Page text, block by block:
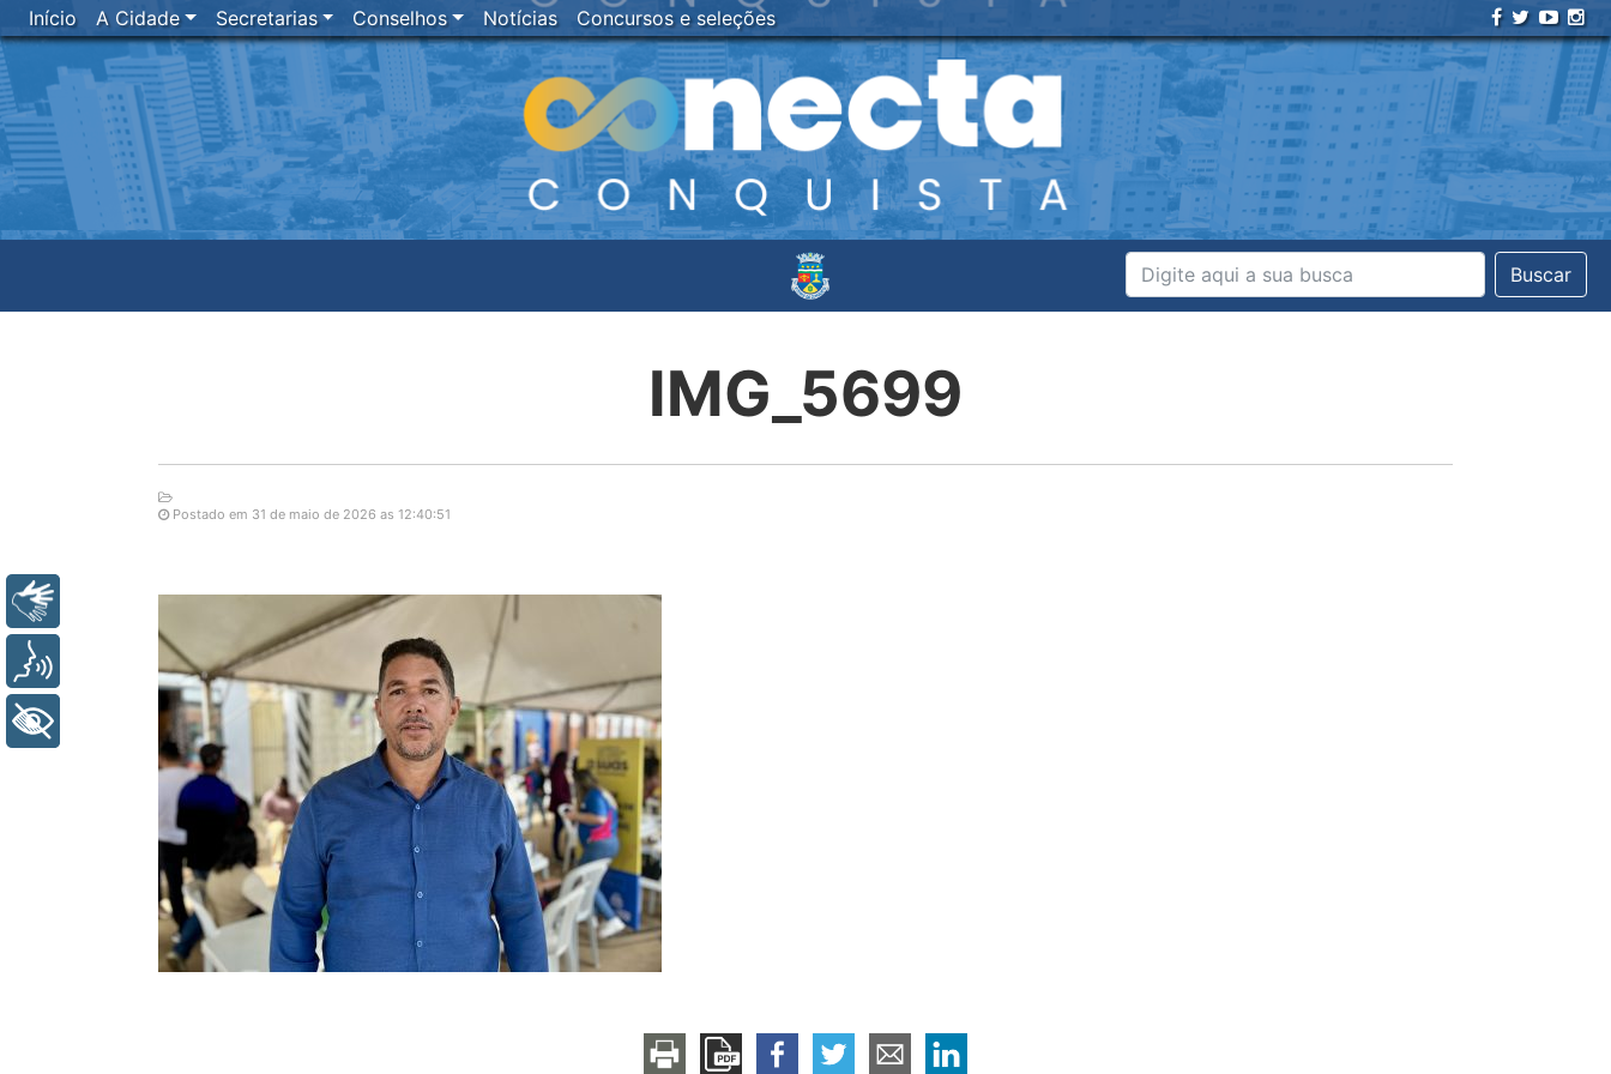
Início A Cidade Secretarias Conselhos Notícias Concursos e seleções
Buscar
IMG_5699
Postado em 31 de maio de 2026 as 12:40:51
+ Acessibilidade